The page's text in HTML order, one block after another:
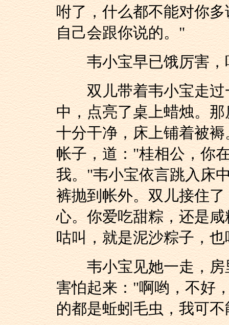
咐了，什么都不能对你
自己会跟你说的。"
韦小宝早已饿厉害，
双儿带着韦小宝走过
中，点亮了桌上蜡烛。
十分干净，床上铺着被
帐子，道："桂相公，你
我。"韦小宝依言跳入床
裤抛到帐外。双儿接住
心。你爱吃甜粽，还是
咕叫，就是泥沙粽子，
韦小宝见她一走，房
害怕起来："啊哟，不好
的都是蚯蚓毛虫，我可